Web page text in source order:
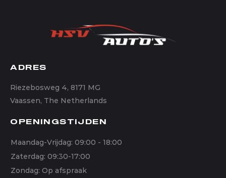
ADRES
Riezebosweg 4, 8171 MG
Vaassen, The Netherlands
OPENINGSTIJDEN
Maandag-Vrijdag: 09:00 - 18:00
Zaterdag: 09:30-17:00
Zondag: Op afspraak